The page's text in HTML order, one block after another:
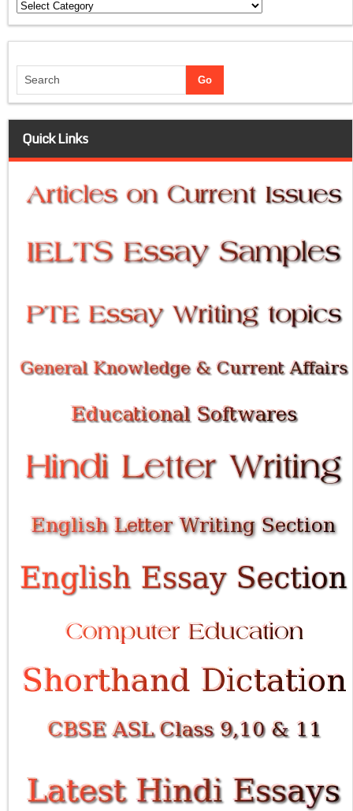
Categories
Quick Links